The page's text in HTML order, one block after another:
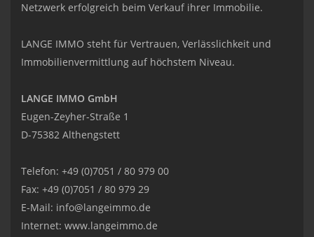
Netzwerk erfolgreich beim Verkauf ihrer Immobilie.
LANGE IMMO steht für Vertrauen, Verlässlichkeit und
Immobilienvermittlung auf höchstem Niveau.
LANGE IMMO GmbH
Eugen-Zeyher-Straße 1
D-75382 Althengstett
Telefon: +49 (0)7051 / 80 979 00
Fax: +49 (0)7051 / 80 979 29
E-Mail: info@langeimmo.de
Internet: www.langeimmo.de